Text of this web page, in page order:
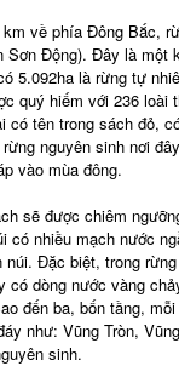
về phía Đông Bắc,
Sơn Động). Đây là
5.092ha là rừng tự
quý hiếm với 236
có tên trong sách đỏ,
nguyên sinh nơi
vào mùa đông.
sẽ được chiêm
có nhiều mạch nước
núi. Đặc biệt, trong
dòng nước vàng
đến ba, bốn tầng,
như: Vũng Tròn,
sinh.